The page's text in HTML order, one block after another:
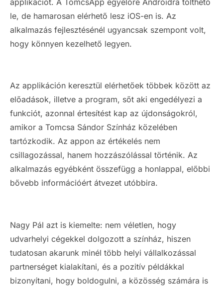
le, de hamarosan elérhető lesz iOS-en is. Az
alkalmazás fejlesztésénél ugyancsak szempont volt,
hogy könnyen kezelhető legyen.
Az applikáción keresztül elérhetőek többek között az
előadások, illetve a program, sőt aki engedélyezi a
funkciót, azonnal értesítést kap az újdonságokról,
amikor a Tomcsa Sándor Színház közelében
tartózkodik. Az appon az értékelés nem
csillagozással, hanem hozzászólással történik. Az
alkalmazás egyébként összefügg a honlappal, előbbi
bővebb információért átvezet utóbbira.
Nagy Pál azt is kiemelte: nem véletlen, hogy
udvarhelyi cégekkel dolgozott a színház, hiszen
tudatosan akarunk minél több helyi vállalkozással
partnerséget kialakítani, és a pozitív példákkal
bizonyítani, hogy boldogulni, a közösség számára is